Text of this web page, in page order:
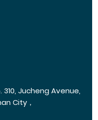
310, Jucheng Avenue,
City，